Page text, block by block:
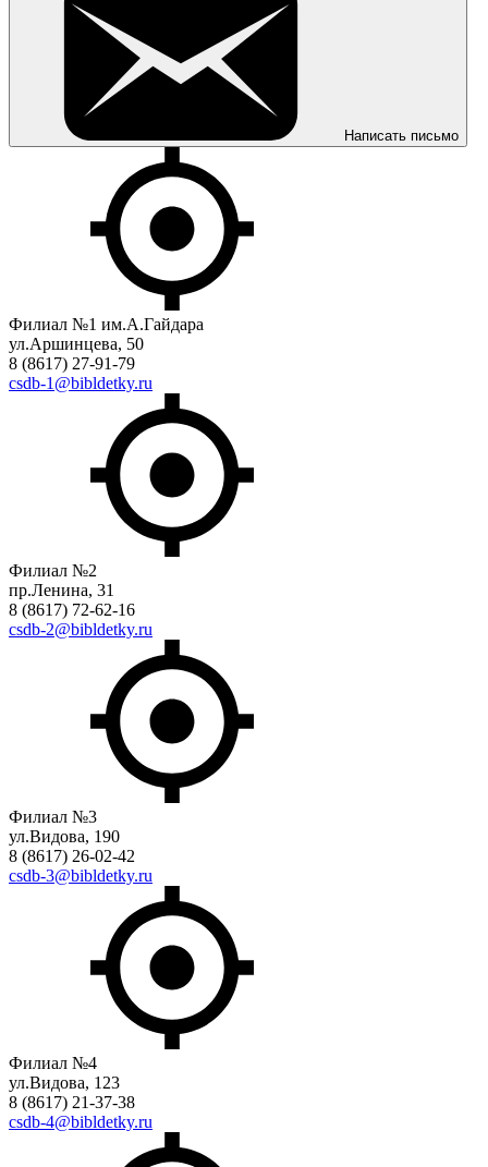
Написать письмо
Филиал №1 им.А.Гайдара
ул.Аршинцева, 50
8 (8617) 27-91-79
csdb-1@bibldetky.ru
Филиал №2
пр.Ленина, 31
8 (8617) 72-62-16
csdb-2@bibldetky.ru
Филиал №3
ул.Видова, 190
8 (8617) 26-02-42
csdb-3@bibldetky.ru
Филиал №4
ул.Видова, 123
8 (8617) 21-37-38
csdb-4@bibldetky.ru